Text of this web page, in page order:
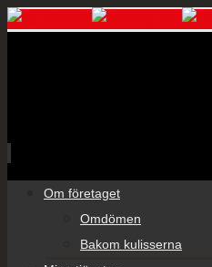
Om företaget
Omdömen
Bakom kulisserna